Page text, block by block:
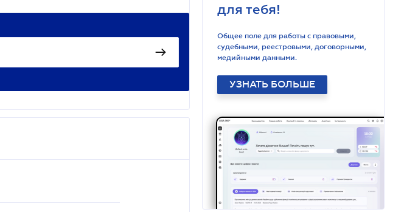
для тебя!
Общее поле для работы с правовыми,
судебными, реестровыми, договорными,
медийными данными.
УЗНАТЬ БОЛЬШЕ